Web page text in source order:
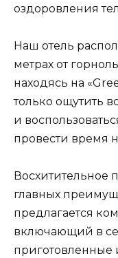
оздоровления
Наш отель
метрах от
находясь на
только ощутить
и
провести время
Восхитительное
главных
предлагается
включающий в
приготовленные